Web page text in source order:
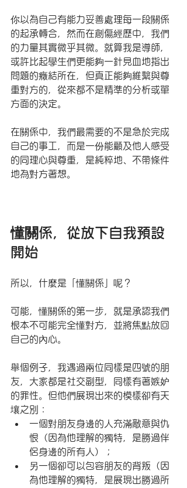
你以為自己有能力妥善處理每一段關係
的起承轉合，然而在創傷經歷中，我們
的力量其實微乎其微。就算我是導師，
或許比起學生們更能夠一針見血地指出
問題的癥結所在，但真正能夠維繫與尊
重對方的，從來都不是精準的分析或單
方面的決定。
在關係中，我們最需要的不是急於完成
自己的事工，而是一份能顧及他人感受
的同理心與尊重，是純粹地、不帶條件
地為對方著想。
懂關係，從放下自我預設
開始
所以，什麼是「懂關係」呢？
可能，懂關係的第一步，就是承認我們
根本不可能完全懂對方，並將焦點放回
自己的內心。
舉個例子，我遇過兩位同樣是四號的朋
友，大家都是社交副型，同樣有著嫉妒
的罪性。但他們展現出來的模樣卻有天
壤之別：
一個對朋友身邊的人充滿敵意與仇
恨（因為他理解的獨特，是勝過伴
侶身邊的所有人）；
另一個卻可以包容朋友的背叛（因
為他理解的獨特，是展現出勝過所